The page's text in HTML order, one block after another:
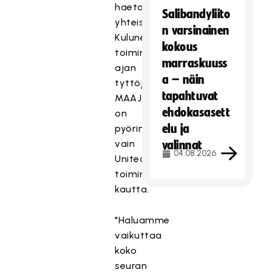
haetaan
yhteistyöseuroja.
Kuluneen
toimintakauden
ajan
tyttöjen
MAAJOUKKUETIE
on
pyörinyt
vain
United-
toiminnan
kautta.
"Haluamme
vaikuttaa
koko
seuran
Salibandyliito
n varsinainen
kokous
marraskuuss
a – näin
tapahtuvat
ehdokasasett
elu ja
valinnat
04.08.2026